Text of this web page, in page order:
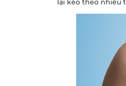
lại kéo theo nhiều